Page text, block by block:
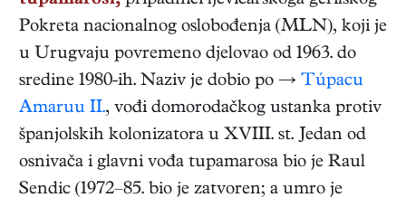
Pokreta nacionalnog oslobođenja (MLN), koji je
u Urugvaju povremeno djelovao od 1963. do
sredine 1980-ih. Naziv je dobio po → Túpacu
Amaruu II., vođi domorodačkog ustanka protiv
španjolskih kolonizatora u XVIII. st. Jedan od
osnivača i glavni vođa tupamarosa bio je Raul
Sendic (1972–85. bio je zatvoren; a umro je